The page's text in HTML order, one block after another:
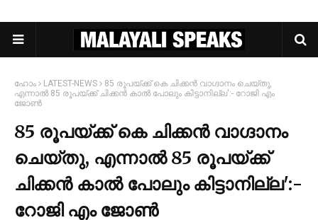
ഹോം LATEST-NEWS
85 രൂപയ്ക്ക് കെ ചിക്കന്‍ വാഗ്ദാനം ചെയ്തു,
എന്നാല്‍ 85 രൂപയ്ക്ക് ചിക്കന്‍ കാല്‍ പോലും കിട്ടാനില്ല':- റോജി എം
ജോണ്‍
85 രൂപയ്ക്ക് കെ ചിക്കന്‍ വാഗ്ദാനം
ചെയ്തു, എന്നാല്‍ 85 രൂപയ്ക്ക്
ചിക്കന്‍ കാല്‍ പോലും കിട്ടാനില്ല':-
റോജി എം ജോണ്‍